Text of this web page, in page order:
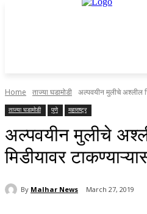
Home ताज्या घडामोडी अल्पवयीन मुलीचे अश्लील
ताज्या घडामोडी पुणे महाराष्ट्र
अल्पवयीन मुलीचे
मिडीयावर
By Malhar News March 27, 2019